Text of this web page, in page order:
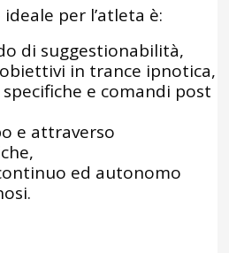
per l’atleta è:
di suggestionabilità,
in trance ipnotica,
e comandi post
e attraverso
ed autonomo